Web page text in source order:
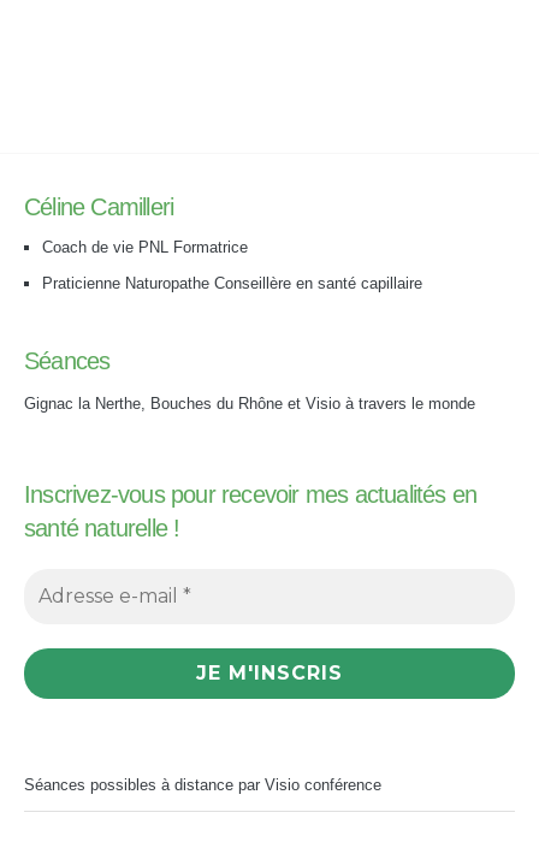
Céline Camilleri
Coach de vie PNL Formatrice
Praticienne Naturopathe Conseillère en santé capillaire
Séances
Gignac la Nerthe, Bouches du Rhône et Visio à travers le monde
Inscrivez-vous pour recevoir mes actualités en
santé naturelle !
Séances possibles à distance par Visio conférence